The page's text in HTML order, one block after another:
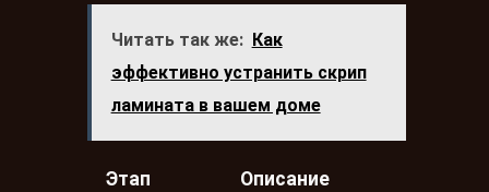
Читать так же: Как
эффективно устранить скрип
ламината в вашем доме
Этап
Описание